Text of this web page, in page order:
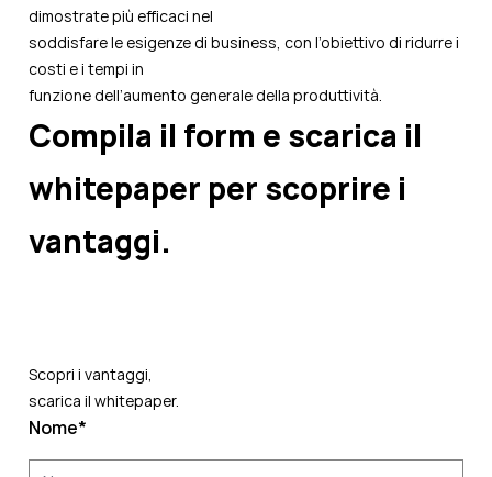
dimostrate più efficaci nel
soddisfare le esigenze di business, con l’obiettivo di ridurre i
costi e i tempi in
funzione dell’aumento generale della produttività.
Compila il form e scarica il
whitepaper per scoprire i
vantaggi.
Scopri i vantaggi,
scarica il whitepaper.
Nome*